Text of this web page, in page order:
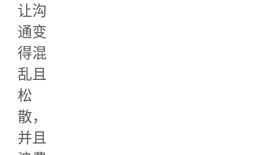
让沟
通变
得混
乱且
松
散，
并且